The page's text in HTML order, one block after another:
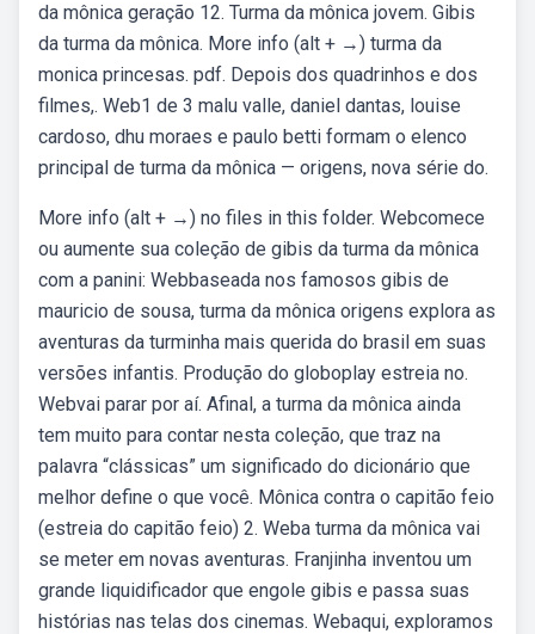
da mônica geração 12. Turma da mônica jovem. Gibis
da turma da mônica. More info (alt + →) turma da
monica princesas. pdf. Depois dos quadrinhos e dos
filmes,. Web1 de 3 malu valle, daniel dantas, louise
cardoso, dhu moraes e paulo betti formam o elenco
principal de turma da mônica — origens, nova série do.
More info (alt + →) no files in this folder. Webcomece
ou aumente sua coleção de gibis da turma da mônica
com a panini: Webbaseada nos famosos gibis de
mauricio de sousa, turma da mônica origens explora as
aventuras da turminha mais querida do brasil em suas
versões infantis. Produção do globoplay estreia no.
Webvai parar por aí. Afinal, a turma da mônica ainda
tem muito para contar nesta coleção, que traz na
palavra “clássicas” um significado do dicionário que
melhor define o que você. Mônica contra o capitão feio
(estreia do capitão feio) 2. Weba turma da mônica vai
se meter em novas aventuras. Franjinha inventou um
grande liquidificador que engole gibis e passa suas
histórias nas telas dos cinemas. Webaqui, exploramos